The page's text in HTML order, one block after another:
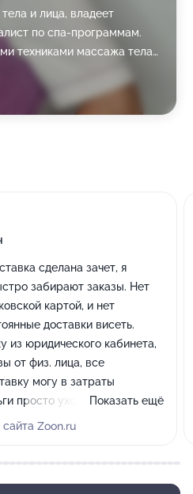
и лица, владеет
по спа-программам.
техниками массажа тела,
скульптор! Поэтому,
может построить ее в
сделана зачет, я
забирают заказы. Нет
картой, и нет
доставки висеть.
из юридического кабинета,
от физ. лица, все
могу в затраты
просто уходили курьеру, а
Показать ещё
Zoon.ru